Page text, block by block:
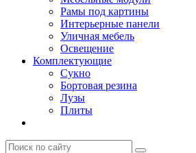
Рамы под картины
Интерьерные панели
Уличная мебель
Освещение
Комплектующие
Сукно
Бортовая резина
Лузы
Плиты